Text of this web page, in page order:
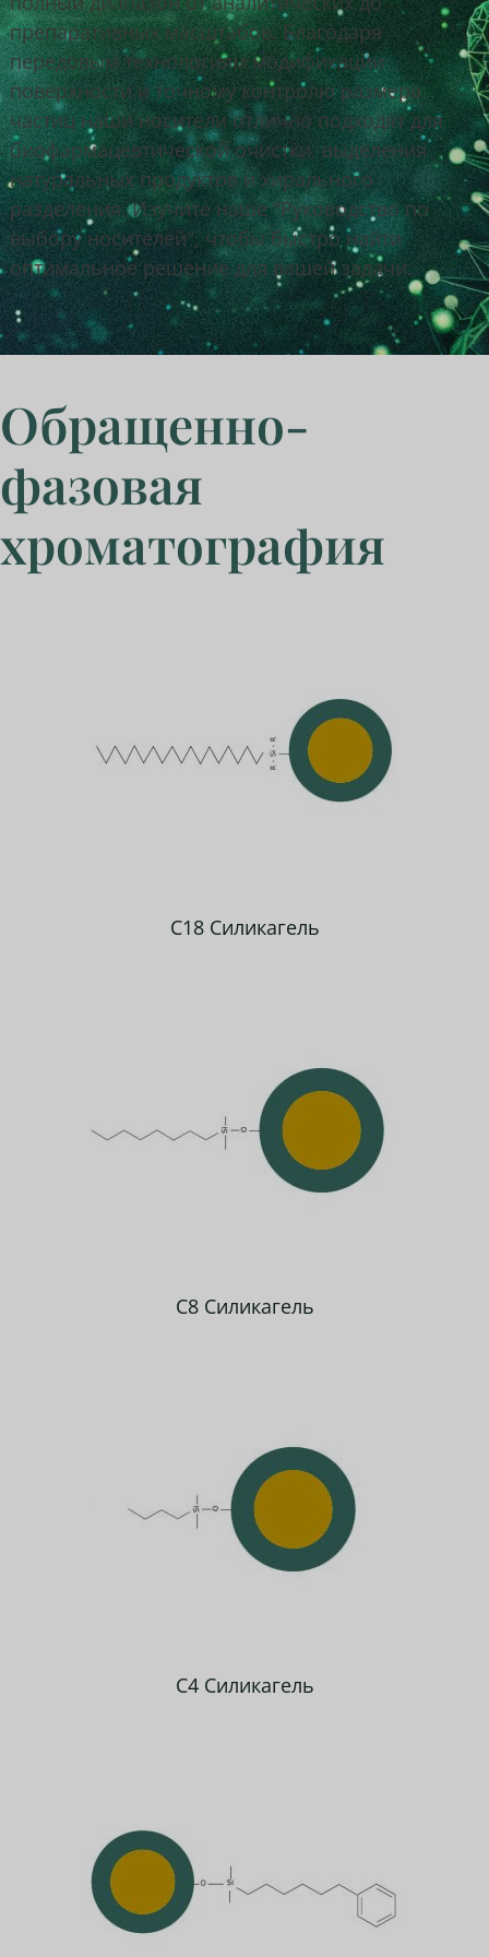
препаративных масштабов. Благодаря
передовым технологиям модификации
поверхности и точному контролю размера
частиц наши носители отлично подходят для
биофармацевтической очистки, выделения
натуральных продуктов и хирального
разделения. Изучите наше "Руководство по
выбору носителей", чтобы быстро найти
оптимальное решение для вашей задачи.
Обращенно-
фазовая
хроматография
C18 Силикагель
C8 Силикагель
C4 Силикагель